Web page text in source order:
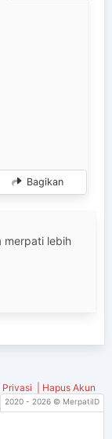
Bagikan
merpati lebih
Hapus Akun
2020 - 2026 © MerpatiID